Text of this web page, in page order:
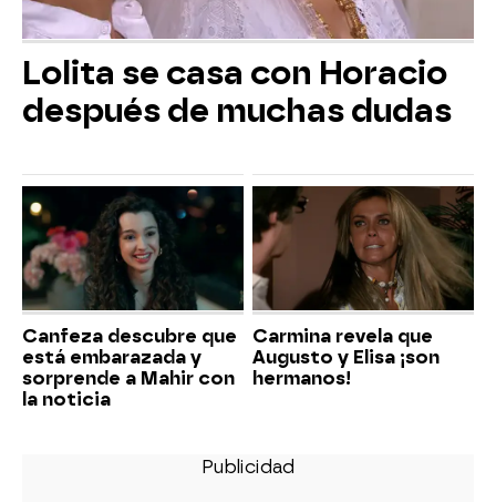
Lolita se casa con Horacio
después de muchas dudas
Canfeza descubre que
está embarazada y
sorprende a Mahir con
la noticia
Carmina revela que
Augusto y Elisa ¡son
hermanos!